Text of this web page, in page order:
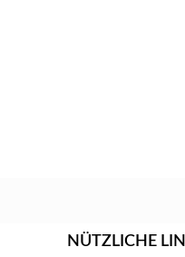
NÜTZLICHE